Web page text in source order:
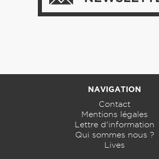
NAVIGATION
Contact
Mentions légales
Lettre d'information
Qui sommes nous ?
Lives